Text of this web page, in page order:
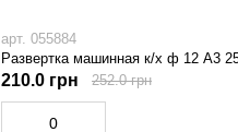
арт. 055884
Развертка машинная к/х ф 12 А3
210.0 грн 252.0 грн